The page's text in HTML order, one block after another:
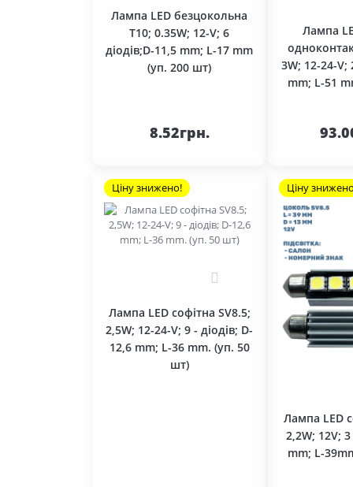
Передній ведучий міст (гр.23)
Передня вісь (гр.30)
Прибори (гр.38)
Раздаточна коробка (гр.18)
Рульове управління (гр.34)
Система живлення (гр. 11)
Система охолодження (гр.13)
Фільтра
Стартери 24В (серія 7,0 кВт)
Стартери 24В (серія 8,1 кВт)
Лампа LED безцокольна
T10; 0.35W; 12-V; 6
діодів;D-11,5 mm; L-17 mm
(уп. 200 шт)
8.52грн.
До кошика
Лампа
3W; 12-24-V;
mm; L-51
До
Ціну знижено!
Лампа LED софітна SV8.5;
2,5W; 12-24-V; 9 - діодів; D-
12,6 mm; L-36 mm. (уп. 50
шт)
Ціну
Лампа LED
2,2W; 12V;
mm; L-